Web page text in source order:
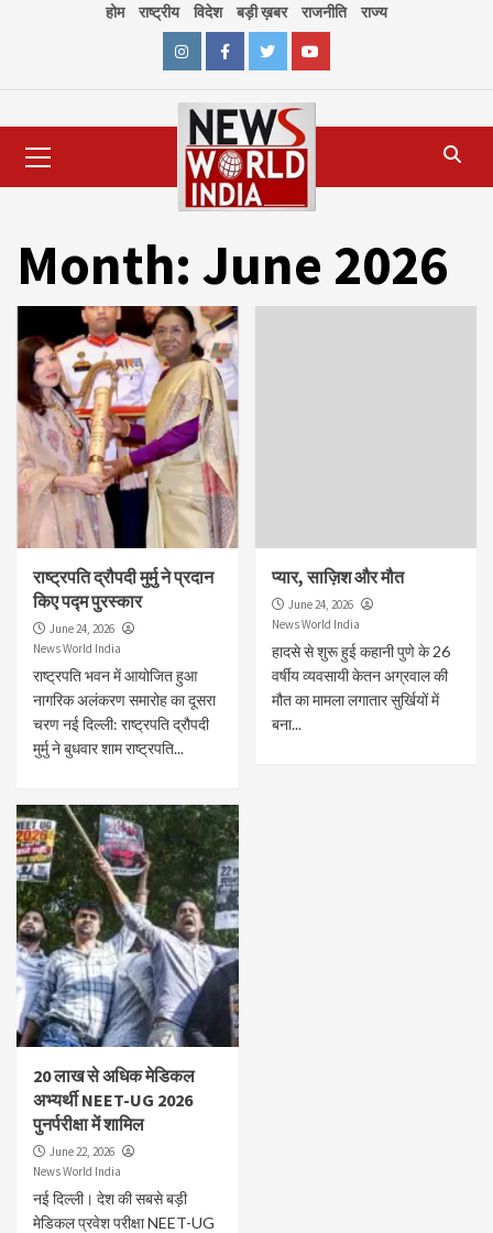
होम राष्ट्रीय विदेश बड़ी ख़बर राजनीति राज्य
InstagramFacebookTwitterYoutube
Menu
Month: June 2026
राष्ट्रपति द्रौपदी मुर्मु ने प्रदान
किए पद्म पुरस्कार
June 24, 2026
News World India
राष्ट्रपति भवन में आयोजित हुआ
नागरिक अलंकरण समारोह का दूसरा
चरण नई दिल्ली: राष्ट्रपति द्रौपदी
मुर्मु ने बुधवार शाम राष्ट्रपति...
प्यार, साज़िश और मौत
June 24, 2026
News World India
हादसे से शुरू हुई कहानी पुणे के 26
वर्षीय व्यवसायी केतन अग्रवाल की
मौत का मामला लगातार सुर्खियों में
बना...
20 लाख से अधिक मेडिकल
अभ्यर्थी NEET-UG 2026
पुनर्परीक्षा में शामिल
June 22, 2026
News World India
नई दिल्ली। देश की सबसे बड़ी
मेडिकल प्रवेश परीक्षा NEET-UG